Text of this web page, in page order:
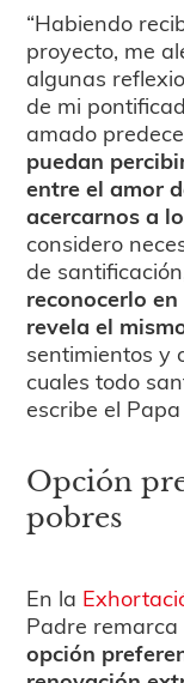
“Habiendo
proyecto, me
algunas
de mi
amado
puedan
entre el amor
acercarnos a
considero
de
reconocerlo
revela el
sentimientos y
cuales todo
escribe el
Opción
pobres
En la
Padre remarca
opción